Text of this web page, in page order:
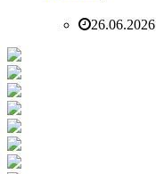
26.06.2026